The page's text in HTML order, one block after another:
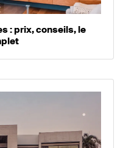
: prix, conseils, le